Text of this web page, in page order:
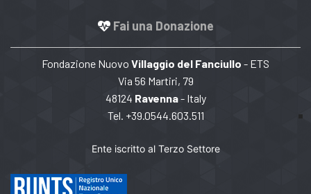
Fai una Donazione
Fondazione Nuovo Villaggio del Fanciullo - ETS
Via 56 Martiri, 79
48124 Ravenna- Italy
Tel. +39.0544.603.511
Ente iscritto al Terzo Settore